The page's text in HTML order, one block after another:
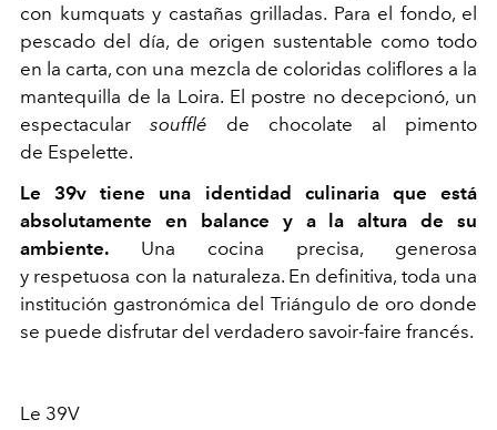
con kumquats y castañas grilladas. Para el fondo, el
pescado del día, de origen sustentable como todo
en la carta, con una mezcla de coloridas coliflores a la
mantequilla de la Loira. El postre no decepcionó, un
espectacular
soufflé de chocolate al pimento
de Espelette.
Le 39v tiene una identidad culinaria que está
absolutamente en balance y a la altura de su
ambiente. Una cocina precisa,
generosa
y respetuosa con la naturaleza. En definitiva, toda una
institución gastronómica del Triángulo de oro donde
se puede disfrutar del verdadero savoir-faire francés.
Le 39V